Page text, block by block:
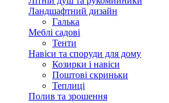
Ландшафтний дизайн
Галька
Меблі садові
Тенти
Навіси та споруди для дому
Козирки і навіси
Поштові скриньки
Теплиці
Полив та зрошення